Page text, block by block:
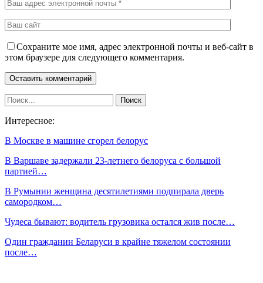
Сохраните мое имя, адрес электронной почты и веб-сайт в
этом браузере для следующего комментария.
Интересное:
В Москве в машине сгорел белорус
В Варшаве задержали 23-летнего белоруса с большой
партией…
В Румынии женщина десятилетиями подпирала дверь
самородком…
Чудеса бывают: водитель грузовика остался жив после…
Один гражданин Беларуси в крайне тяжелом состоянии
после…